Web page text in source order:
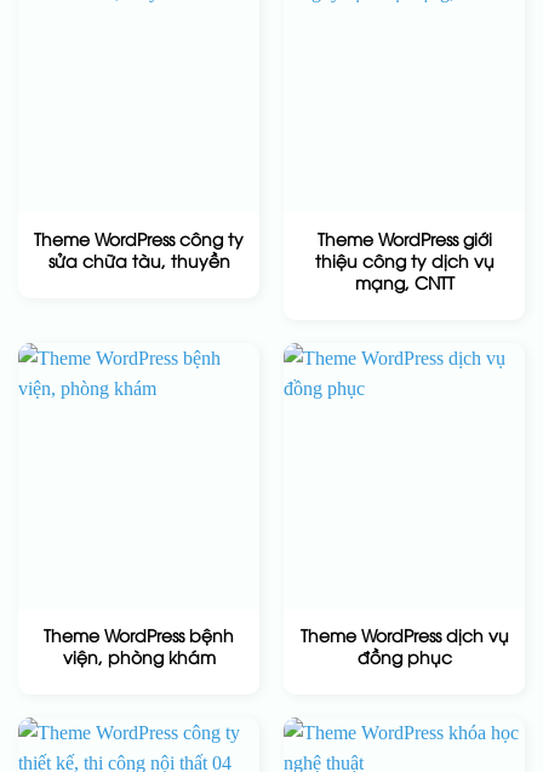
Theme WordPress công ty
sửa chữa tàu, thuyền
Theme WordPress giới
thiệu công ty dịch vụ
mạng, CNTT
Theme WordPress bệnh
viện, phòng khám
Theme WordPress dịch vụ
đồng phục